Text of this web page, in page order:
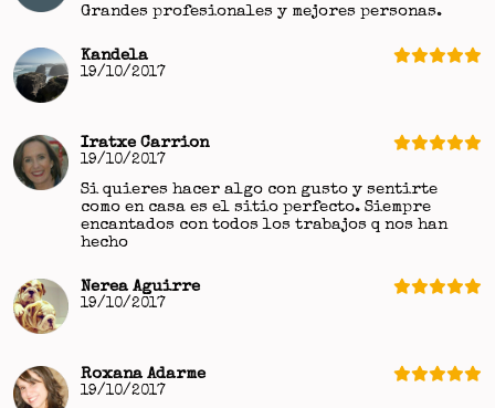
Grandes profesionales y mejores personas.
Kandela
19/10/2017
Iratxe Carrion
19/10/2017
Si quieres hacer algo con gusto y sentirte
como en casa es el sitio perfecto. Siempre
encantados con todos los trabajos q nos han
hecho
Nerea Aguirre
19/10/2017
Roxana Adarme
19/10/2017